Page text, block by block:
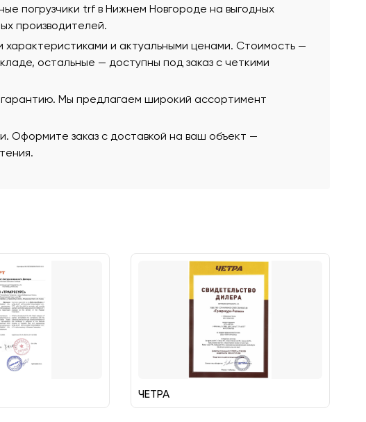
погрузчики trf в Нижнем Новгороде на выгодных
производителей.
и актуальными ценами. Стоимость —
остальные — доступны под заказ с четкими
Мы предлагаем широкий ассортимент
Оформите заказ с доставкой на ваш объект —
ЧЕТРА